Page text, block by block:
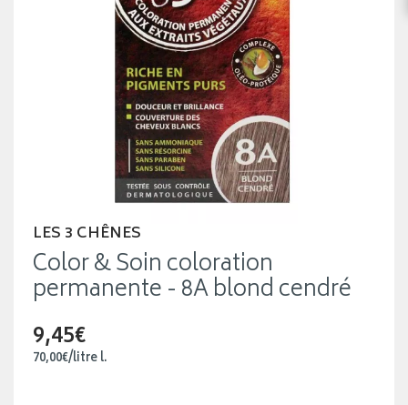
LES 3 CHÊNES
Color & Soin coloration
permanente - 8A blond cendré
9,45€
70,00€/litrel.